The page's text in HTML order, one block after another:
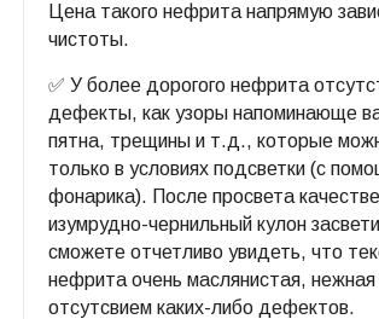
Цена такого нефрита напрямую
чистоты.
✅ У более дорогого нефрита
дефекты, как узоры напоминающе
пятна, трещины и т.д., которые
только в условиях подсветки (с
фонарика). После просвета
изумрудно-чернильный кулон
сможете отчетливо увидеть, что
нефрита очень маслянистая, нежная
отсутсвием каких-либо дефектов.